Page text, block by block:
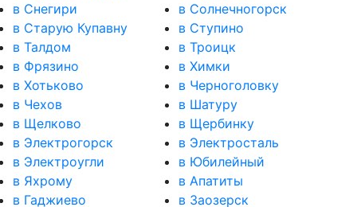
в Снегири
в Солнечногорск
в Старую Купавну
в Ступино
в Талдом
в Троицк
в Фрязино
в Химки
в Хотьково
в Черноголовку
в Чехов
в Шатуру
в Щелково
в Щербинку
в Электрогорск
в Электросталь
в Электроугли
в Юбилейный
в Яхрому
в Апатиты
в Гаджиево
в Заозерск